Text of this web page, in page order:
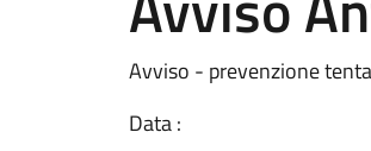
Avviso - prevenzione
Data :